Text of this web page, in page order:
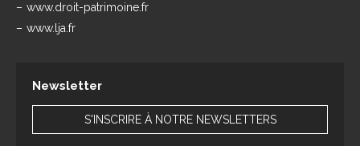
www.droit-patrimoine.fr
www.lja.fr
Newsletter
S'INSCRIRE À NOTRE NEWSLETTERS